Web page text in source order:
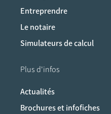
Entreprendre
Le notaire
Simulateurs de calcul
Plus d'infos
Actualités
Brochures et infofiches